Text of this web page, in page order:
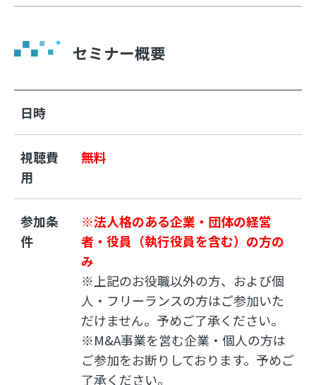
セミナー概要
日時
視聴費
用
無料
参加条
件
※法人格のある企業・団体の経営
者・役員（執行役員を含む）の方の
み
※上記のお役職以外の方、および個
人・フリーランスの方はご参加いた
だけません。予めご了承ください。
※M&A事業を営む企業・個人の方は
ご参加をお断りしております。予めご
了承ください。